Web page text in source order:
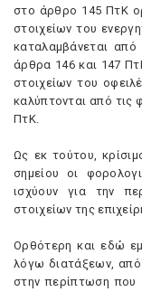
στο άρθρο 145 ΠτK
στοιχείων του
καταλαμβάνεται
άρθρα 146 και 147
στοιχείων του
καλύπτονται από τις
ΠτK.
Ως εκ τούτου,
σημείου οι
ισχύουν για την
στοιχείων της
Oρθότερη και εδώ
λόγω διατάξεων,
στην περίπτωση που